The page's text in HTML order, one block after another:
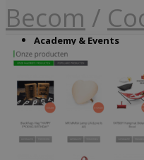
Academy & Events
Friday Snacks
Formations
Becom Summit
Becom Awards
Becom /